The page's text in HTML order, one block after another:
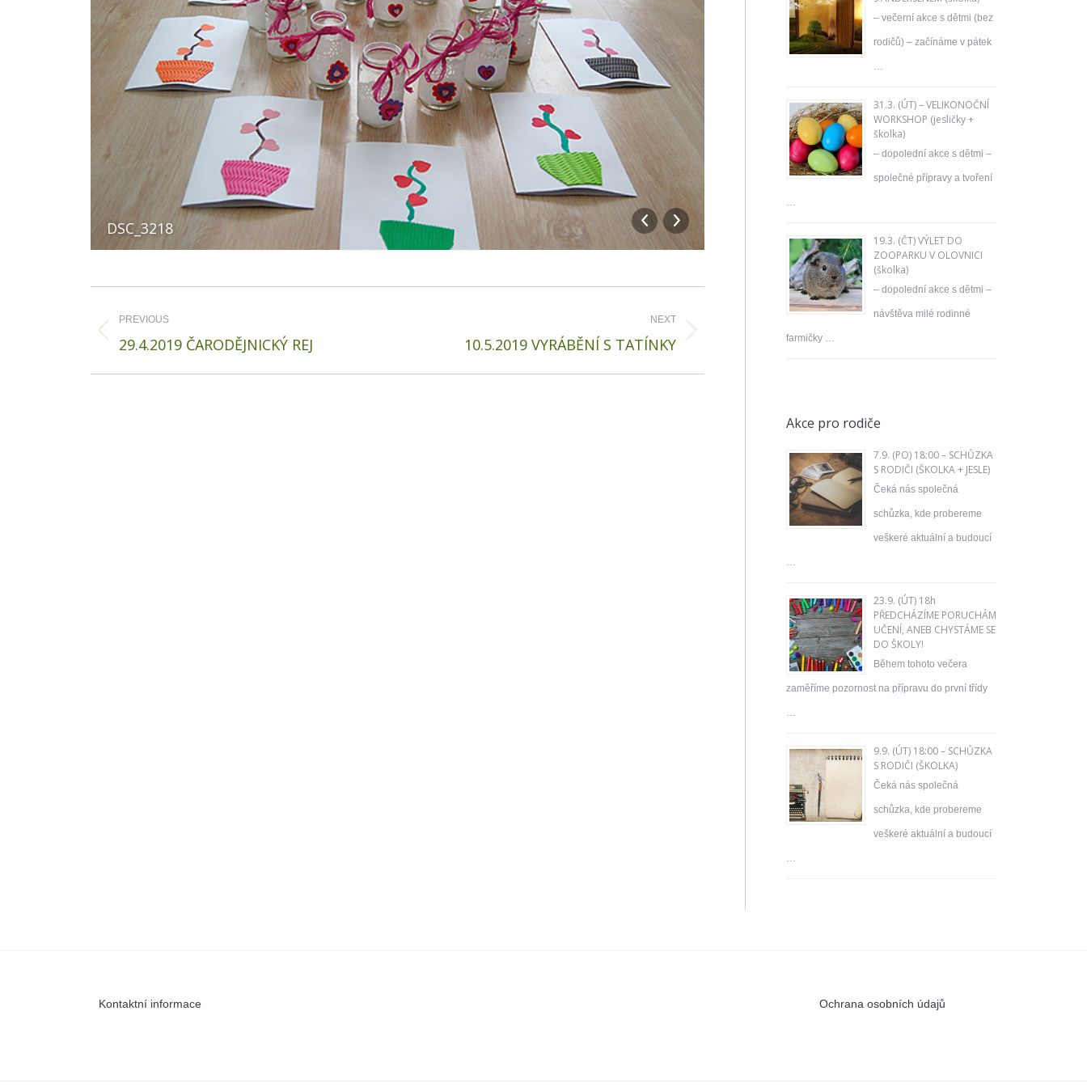
DSC_3218
Album
navigation
PREVIOUS
Previous
29.4.2019 ČARODĚJNICKÝ REJ
NEXT
10.5.2019 VYRÁBĚNÍ S TATÍNKY
– večerní akce s dětmi (bez
rodičů) – začínáme v pátek
…
31.3. (ÚT) – VELIKONOČNÍ
WORKSHOP (jesličky +
školka)
– dopolední akce s dětmi –
společné přípravy a tvoření
…
19.3. (ČT) VÝLET DO
ZOOPARKU V OLOVNICI
(školka)
– dopolední akce s dětmi –
návštěva milé rodinné
farmičky …
Akce pro rodiče
7.9. (PO) 18:00 – SCHŮZKA
S RODIČI (ŠKOLKA + JESLE)
Čeká nás společná
schůzka, kde probereme
veškeré aktuální a budoucí
…
23.9. (ÚT) 18h
PŘEDCHÁZÍME PORUCHÁM
UČENÍ, ANEB CHYSTÁME SE
DO ŠKOLY!
Během tohoto večera
zaměříme pozornost na přípravu do první třídy
…
9.9. (ÚT) 18:00 – SCHŮZKA
S RODIČI (ŠKOLKA)
Čeká nás společná
schůzka, kde probereme
veškeré aktuální a budoucí
…
Kontaktní informace Ochrana osobních údajů